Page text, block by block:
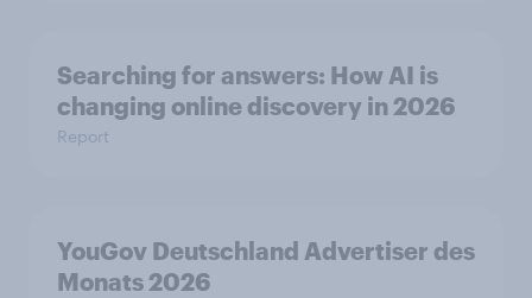
Searching for answers: How AI is
changing online discovery in 2026
Report
YouGov Deutschland Advertiser des
Monats 2026